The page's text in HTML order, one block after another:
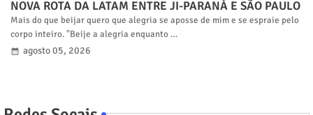
NOVA ROTA DA LATAM ENTRE JI-PARANÁ E SÃO PAULO
Mais do que beijar quero que alegria se aposse de mim e se espraie pelo
corpo inteiro. "Beije a alegria enquanto …
agosto 05, 2026